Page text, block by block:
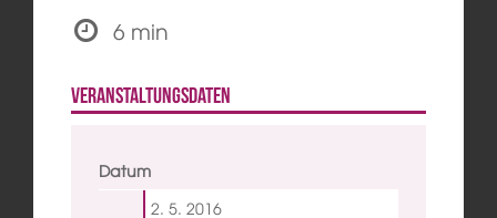
6 min
Veranstaltungsdaten
Datum
2. 5. 2016